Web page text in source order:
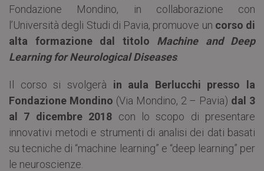
Fondazione Mondino, in collaborazione con
l’Università degli Studi di Pavia, promuove un corso di
alta formazione dal titolo Machine and Deep
Learning for Neurological Diseases.
Il corso si svolgerà in aula Berlucchi presso la
Fondazione Mondino (Via Mondino, 2 – Pavia) dal 3
al 7 dicembre 2018 con lo scopo di presentare
innovativi metodi e strumenti di analisi dei dati basati
su tecniche di “machine learning” e “deep learning” per
le neuroscienze.